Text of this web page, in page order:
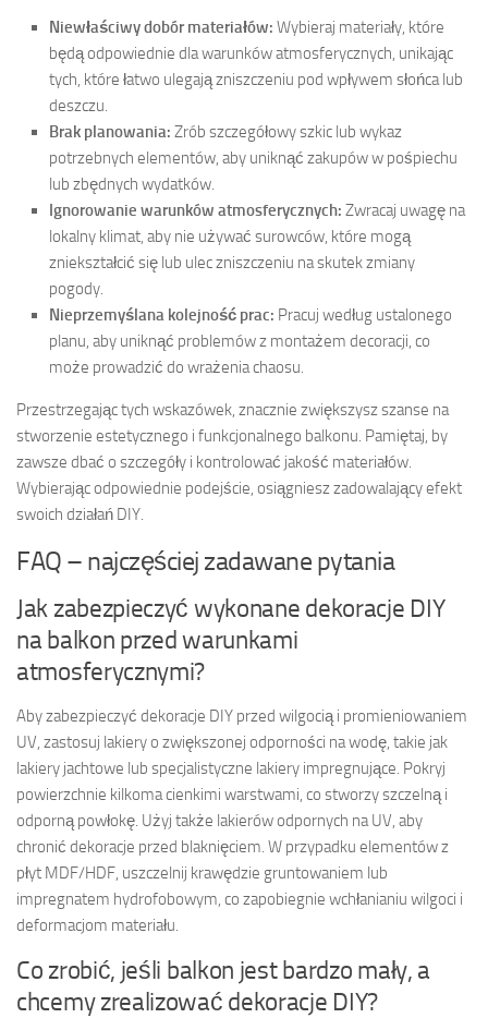
Niewłaściwy dobór materiałów: Wybieraj materiały, które
będą odpowiednie dla warunków atmosferycznych, unikając
tych, które łatwo ulegają zniszczeniu pod wpływem słońca lub
deszczu.
Brak planowania: Zrób szczegółowy szkic lub wykaz
potrzebnych elementów, aby uniknąć zakupów w pośpiechu
lub zbędnych wydatków.
Ignorowanie warunków atmosferycznych: Zwracaj uwagę na
lokalny klimat, aby nie używać surowców, które mogą
zniekształcić się lub ulec zniszczeniu na skutek zmiany
pogody.
Nieprzemyślana kolejność prac: Pracuj według ustalonego
planu, aby uniknąć problemów z montażem decoracji, co
może prowadzić do wrażenia chaosu.
Przestrzegając tych wskazówek, znacznie zwiększysz szanse na
stworzenie estetycznego i funkcjonalnego balkonu. Pamiętaj, by
zawsze dbać o szczegóły i kontrolować jakość materiałów.
Wybierając odpowiednie podejście, osiągniesz zadowalający efekt
swoich działań DIY.
FAQ – najczęściej zadawane pytania
Jak zabezpieczyć wykonane dekoracje DIY
na balkon przed warunkami
atmosferycznymi?
Aby zabezpieczyć dekoracje DIY przed wilgocią i promieniowaniem
UV, zastosuj lakiery o zwiększonej odporności na wodę, takie jak
lakiery jachtowe lub specjalistyczne lakiery impregnujące. Pokryj
powierzchnie kilkoma cienkimi warstwami, co stworzy szczelną i
odporną powłokę. Użyj także lakierów odpornych na UV, aby
chronić dekoracje przed blaknięciem. W przypadku elementów z
płyt MDF/HDF, uszczelnij krawędzie gruntowaniem lub
impregnatem hydrofobowym, co zapobiegnie wchłanianiu wilgoci i
deformacjom materiału.
Co zrobić, jeśli balkon jest bardzo mały, a
chcemy zrealizować dekoracje DIY?